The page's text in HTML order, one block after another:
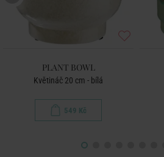
PLANT BOWL
Květináč 20 cm - bílá
549 Kč